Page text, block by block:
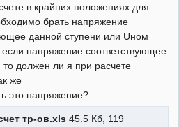
в крайних положениях для
брать напряжение
данной ступени или Uном
напряжение соответствующее
должен ли я при расчете
же
это напряжение?
тр-ов.xls 45.5 Кб, 119